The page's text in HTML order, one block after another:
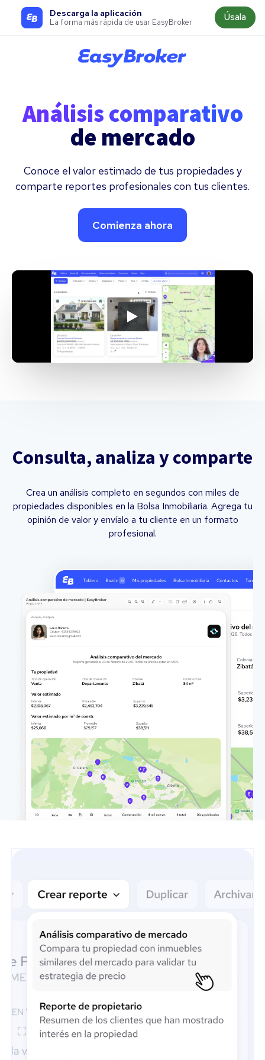
Descarga la aplicación
La forma más rápida de usar EasyBroker Úsala
Análisis comparativo
de mercado
Conoce el valor estimado de tus propiedades y
comparte reportes profesionales con tus clientes.
Comienza ahora
Consulta, analiza y comparte
Crea un análisis completo en segundos con miles de
propiedades disponibles en la Bolsa Inmobiliaria. Agrega tu
opinión de valor y envíalo a tu cliente en un formato
profesional.